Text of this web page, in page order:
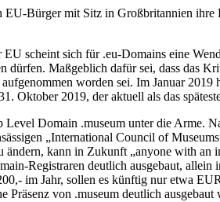
Bürger mit Sitz in Großbritannien
scheint sich für .eu-Domains eine
Maßgeblich dafür sei, dass das
worden sei. Im Januar
Oktober 2019, der aktuell als das
Domain .museum unter die Arme.
„International Council of
kann in Zukunft „anyone with an
Registraren deutlich ausgebaut, allein
im Jahr, sollen es künftig nur etwa
von .museum deutlich ausgebaut